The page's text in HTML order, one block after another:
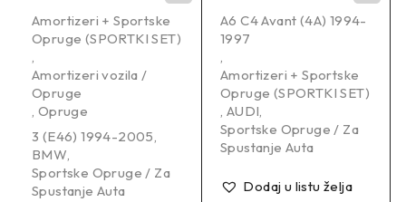
FORD FIESTA VI (JA8_, CB1, CCN) 06/2008-12/2018 1.25
Hatchback Petrol 44 KW 1242 ccm 4 Front Wheel Drive
FORD FIESTA VI (JA8_, CB1, CCN) 06/2008-12/2018 1.25
Hatchback Petrol 60 KW 1242 ccm 4 Front Wheel Drive
Amortizeri + Sportske
Opruge (SPORTKI SET)
,
Amortizeri vozila /
Opruge
, Opruge
3 (E46) 1994-2005,
BMW,
Sportske Opruge / Za
Spustanje Auta
A6 C4 Avant (4A) 1994-
1997
,
Amortizeri + Sportske
Opruge (SPORTKI SET)
, AUDI,
Sportske Opruge / Za
Spustanje Auta
Dodaj u listu želja